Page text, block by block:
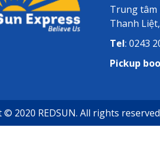
Trung tâm
Thanh
Tel: 0243
Pickup
2020 REDSUN. All rights